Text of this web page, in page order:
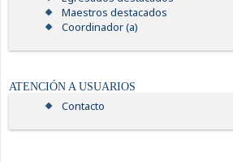
Maestros destacados
Coordinador (a)
ATENCIÓN A USUARIOS
Contacto